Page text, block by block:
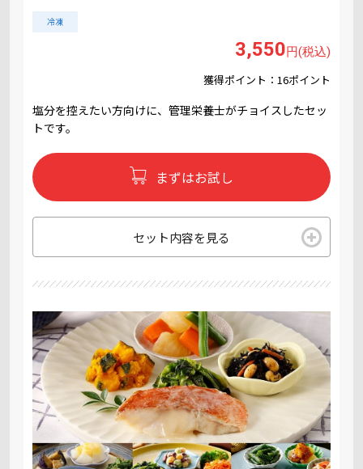
冷凍
3,550円(税込)
獲得ポイント：16ポイント
塩分を控えたい方向けに、管理栄養士がチョイスしたセッ
トです。
まずはお試し
セット内容を見る